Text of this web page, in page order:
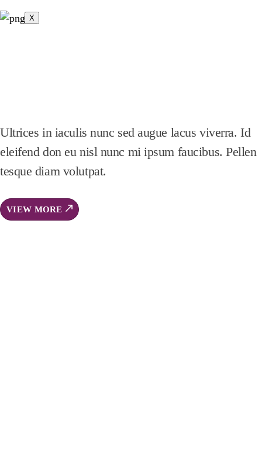
X
Ultrices in iaculis nunc sed augue lacus viverra. Id
eleifend don eu nisl nunc mi ipsum faucibus. Pellen
tesque diam volutpat.
VIEW MORE